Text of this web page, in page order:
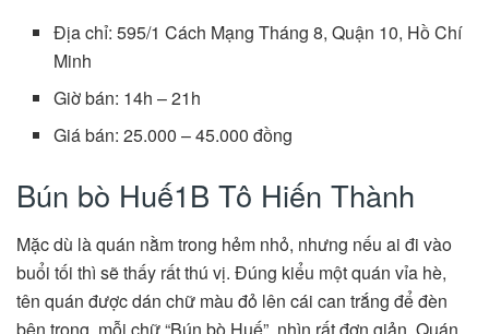
Địa chỉ: 595/1 Cách Mạng Tháng 8, Quận 10, Hồ Chí
Minh
Giờ bán: 14h – 21h
Giá bán: 25.000 – 45.000 đồng
Bún bò Huế1B Tô Hiến Thành
Mặc dù là quán nằm trong hẻm nhỏ, nhưng nếu ai đi vào
buổi tối thì sẽ thấy rất thú vị. Đúng kiểu một quán vỉa hè,
tên quán được dán chữ màu đỏ lên cái can trắng để đèn
bên trong, mỗi chữ “Bún bò Huế”, nhìn rất đơn giản. Quán